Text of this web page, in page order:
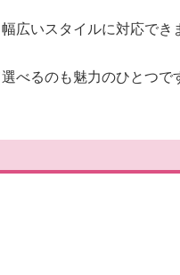
広いスタイルに対応でき
べるのも魅力のひとつで